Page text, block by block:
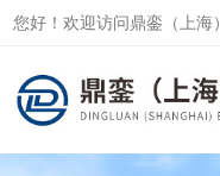
您好！欢迎访问鼎銮（上海